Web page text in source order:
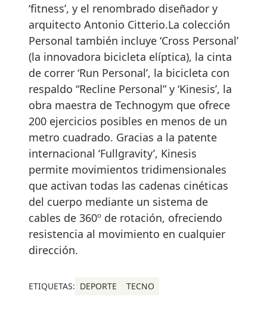
‘fitness’, y el renombrado diseñador y
arquitecto Antonio Citterio.La colección
Personal también incluye ‘Cross Personal’
(la innovadora bicicleta elíptica), la cinta
de correr ‘Run Personal’, la bicicleta con
respaldo “Recline Personal” y ‘Kinesis’, la
obra maestra de Technogym que ofrece
200 ejercicios posibles en menos de un
metro cuadrado. Gracias a la patente
internacional ‘Fullgravity’, Kinesis
permite movimientos tridimensionales
que activan todas las cadenas cinéticas
del cuerpo mediante un sistema de
cables de 360º de rotación, ofreciendo
resistencia al movimiento en cualquier
dirección.
ETIQUETAS: DEPORTE TECNO